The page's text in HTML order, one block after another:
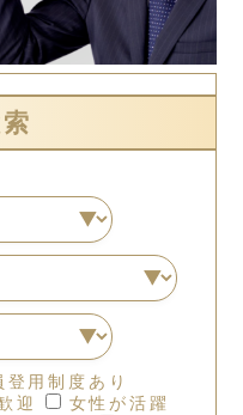
登用制度あり
迎
女性が活躍